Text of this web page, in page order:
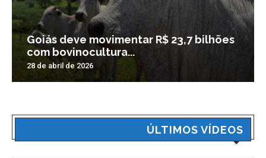
Goiás deve movimentar R$ 23,7 bilhões
com bovinocultura...
28 de abril de 2026
ÚLTIMOS VÍDEOS